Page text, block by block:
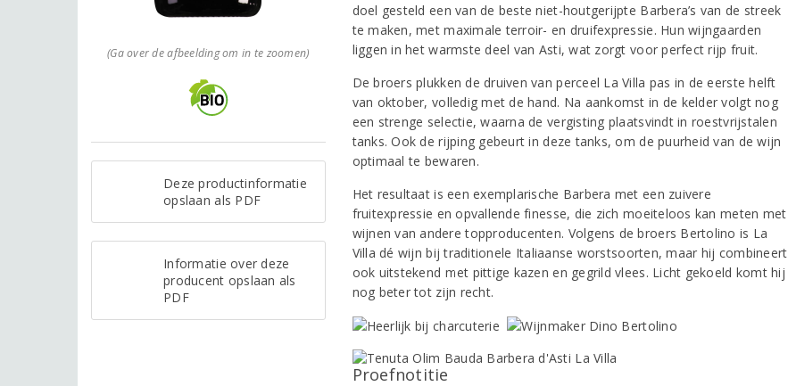
(Ga over de afbeelding om in te zoomen)
Deze productinformatie
opslaan als PDF
Informatie over deze
producent opslaan als
PDF
doel gesteld een van de beste niet-houtgerijpte Barbera’s van de streek
te maken, met maximale terroir- en druifexpressie. Hun wijngaarden
liggen in het warmste deel van Asti, wat zorgt voor perfect rijp fruit.
De broers plukken de druiven van perceel La Villa pas in de eerste helft
van oktober, volledig met de hand. Na aankomst in de kelder volgt nog
een strenge selectie, waarna de vergisting plaatsvindt in roestvrijstalen
tanks. Ook de rijping gebeurt in deze tanks, om de puurheid van de wijn
optimaal te bewaren.
Het resultaat is een exemplarische Barbera met een zuivere
fruitexpressie en opvallende finesse, die zich moeiteloos kan meten met
wijnen van andere topproducenten. Volgens de broers Bertolino is La
Villa dé wijn bij traditionele Italiaanse worstsoorten, maar hij combineert
ook uitstekend met pittige kazen en gegrild vlees. Licht gekoeld komt hij
nog beter tot zijn recht.
Proefnotitie